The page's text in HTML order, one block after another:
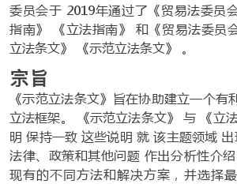
委员会于 2019年通过了《贸易法委员
指南》 《立法指南》 和《贸易法委员
立法条文》 《示范立法条文》 。
宗旨
《示范立法条文》旨在协助建立一个有
立法框架。 《示范立法条文》 与 《立
明 保持一致 这些说明 就 该主题领域 出
法律、政策和其他问题 作出分析性介
现有的不同方法和解决方案，并选择